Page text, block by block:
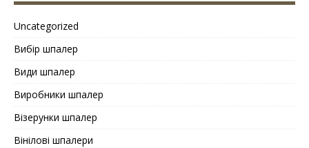
Uncategorized
Вибір шпалер
Види шпалер
Виробники шпалер
Візерунки шпалер
Вінілові шпалери